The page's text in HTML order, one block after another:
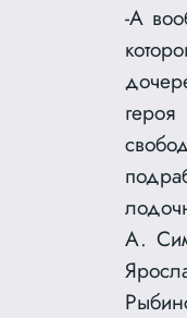
-А
А.